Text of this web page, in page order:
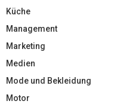
Küche
Management
Marketing
Medien
Mode und Bekleidung
Motor